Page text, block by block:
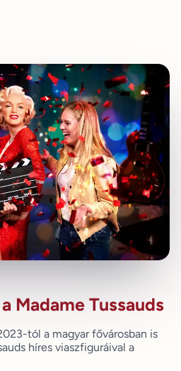
Madame Tussauds
tól a magyar fővárosban is
híres viaszfiguráival a